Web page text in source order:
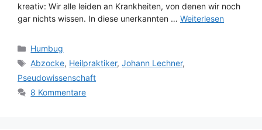
kreativ: Wir alle leiden an Krankheiten, von denen wir noch
gar nichts wissen. In diese unerkannten … Weiterlesen
Kategorien
Humbug
Schlagwörter
Abzocke, Heilpraktiker,Johann Lechner,
Pseudowissenschaft
8 Kommentare